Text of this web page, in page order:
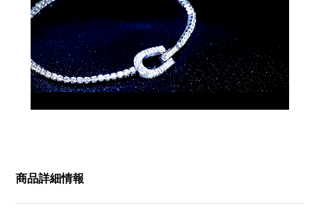
商品詳細情報